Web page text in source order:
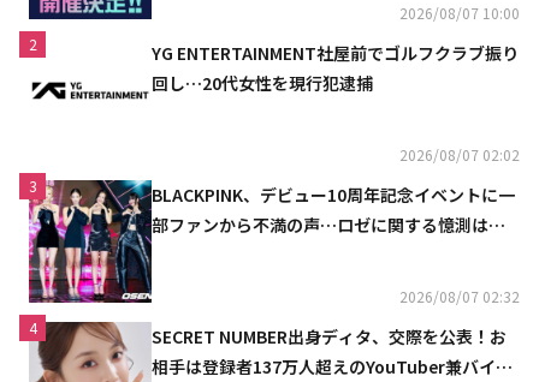
2026/08/07 10:00
2
YG ENTERTAINMENT社屋前でゴルフクラブ振り
回し…20代女性を現行犯逮捕
2026/08/07 02:02
3
BLACKPINK、デビュー10周年記念イベントに一
部ファンから不満の声…ロゼに関する憶測は否
2026/08/07 02:32
4
SECRET NUMBER出身ディタ、交際を公表！お
相手は登録者137万人超えのYouTuber兼バイオ